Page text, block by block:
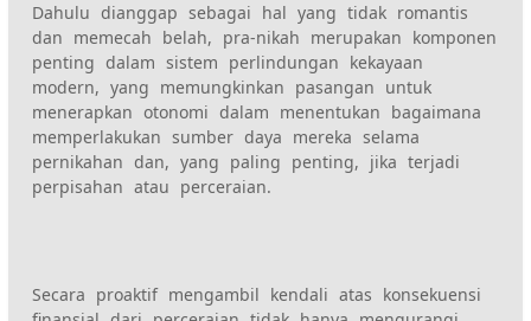
Dahulu dianggap sebagai hal yang tidak romantis
dan memecah belah, pra-nikah merupakan komponen
penting dalam sistem perlindungan kekayaan
modern, yang memungkinkan pasangan untuk
menerapkan otonomi dalam menentukan bagaimana
memperlakukan sumber daya mereka selama
pernikahan dan, yang paling penting, jika terjadi
perpisahan atau perceraian.
Secara proaktif mengambil kendali atas konsekuensi